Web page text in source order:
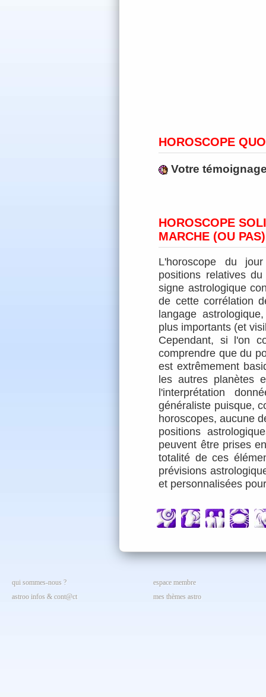
HOROSCOPE
Votre
HOROSCOPE
MARCHE (OU
L'horoscope du
positions relatives
signe astrologique
de cette corrélation
langage
plus importants (et
Cependant, si l'on
comprendre que du
est extrêmement
les autres planètes
l'interprétation
généraliste puisque,
horoscopes, aucune
positions
peuvent être prises
totalité de ces
prévisions
et personnalisées
qui sommes-nous ?
astroo infos & cont@ct
espace membre
mes thèmes astro